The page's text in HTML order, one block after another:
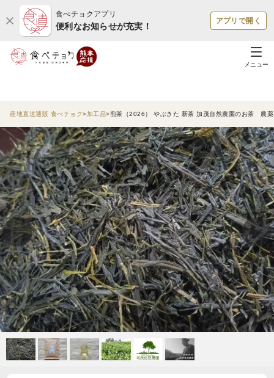
食べチョクアプリ
便利なお知らせが充実！
アプリで開く
メニュー
産地直送通販 食べチョク 加工品 煎茶（2026） やぶきた 新茶 加茂自然農園のお茶 農